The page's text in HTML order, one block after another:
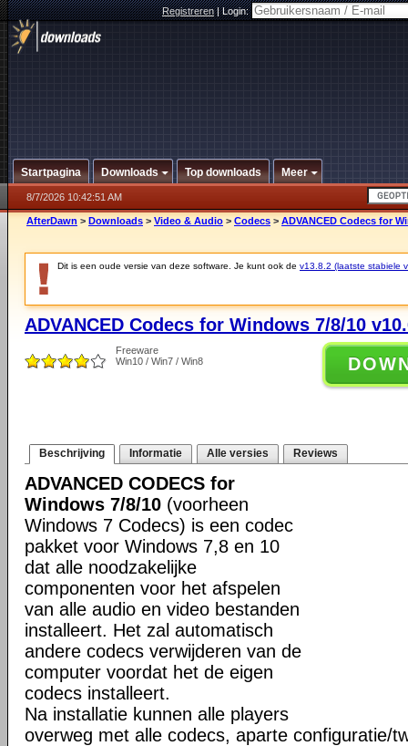
Registreren|Login:
Startpagina Downloads Top downloads Meer
8/7/2026 10:42:51 AM
AfterDawn > Downloads > Video & Audio > Codecs > ADVANCED Codecs for
Dit is een oude versie van deze software. Je kunt ook de v13.8.2 (laatste stabiele
ADVANCED Codecs for Windows 7/8/10
Freeware
Win10 / Win7 / Win8
Beschrijving Informatie Alle versies Reviews
ADVANCED CODECS for
Windows 7/8/10 (voorheen
Windows 7 Codecs) is een codec
pakket voor Windows 7,8 en 10
dat alle noodzakelijke
componenten voor het afspelen
van alle audio en video bestanden
installeert. Het zal automatisch
andere codecs verwijderen van de
computer voordat het de eigen
codecs installeert.
Na installatie kunnen alle players
overweg met alle codecs, aparte configuratie/